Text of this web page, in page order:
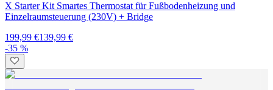
X Starter Kit Smartes Thermostat für Fußbodenheizung und
Einzelraumsteuerung (230V) + Bridge
199,99 €139,99 €
-35 %